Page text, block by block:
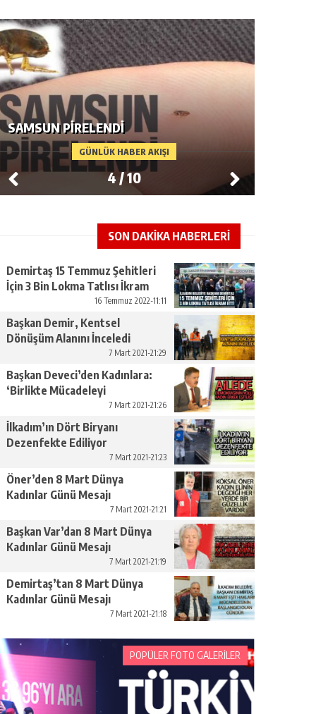
GÜNLÜK HABER AKIŞI
HAVZA SANAYI VE KAPLICALARLA
DIRILIŞE GEÇECEK
5/10
SON DAKİKA HABERLERİ
Demirtaş 15 Temmuz Şehitleri
İçin 3 Bin Lokma Tatlısı İkram
16 Temmuz 2022-11:11
Başkan Demir, Kentsel
Dönüşüm Alanını İnceledi
7 Mart 2021-21:29
Başkan Deveci’den Kadınlara:
‘Birlikte Mücadeleyi
7 Mart 2021-21:26
İlkadım’ın Dört Biryanı
Dezenfekte Ediliyor
7 Mart 2021-21:23
Öner’den 8 Mart Dünya
Kadınlar Günü Mesajı
7 Mart 2021-21:21
Başkan Var’dan 8 Mart Dünya
Kadınlar Günü Mesajı
7 Mart 2021-21:19
Demirtaş’tan 8 Mart Dünya
Kadınlar Günü Mesajı
7 Mart 2021-21:18
POPÜLER FOTO GALERİLER